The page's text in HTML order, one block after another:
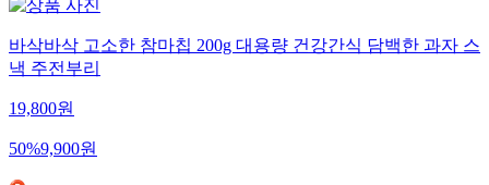
바삭바삭 고소한 참마칩 200g 대용량 건강간식 담백한 과자 스
낵 주전부리
19,800원
50%9,900원